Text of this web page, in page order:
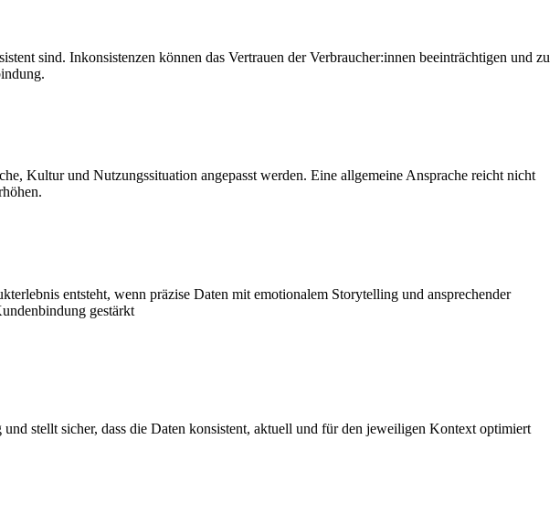
sind. Inkonsistenzen können das Vertrauen der Verbraucher:innen beeinträchtigen und zu
Kultur und Nutzungssituation angepasst werden. Eine allgemeine Ansprache reicht nicht
entsteht, wenn präzise Daten mit emotionalem Storytelling und ansprechender
gestärkt
stellt sicher, dass die Daten konsistent, aktuell und für den jeweiligen Kontext optimiert